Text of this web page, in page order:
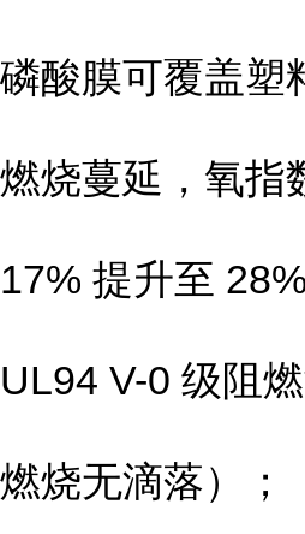
磷酸膜可覆盖塑
燃烧蔓延，氧指
17% 提升至
UL94 V-0 级阻
燃烧无滴落）；